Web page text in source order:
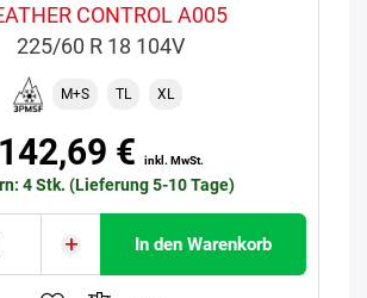
CONTROL A005
225/60 R 18 104V
M+S TL XL
142,69 € inkl. MwSt.
4 Stk. (Lieferung 5-10 Tage)
In den Warenkorb